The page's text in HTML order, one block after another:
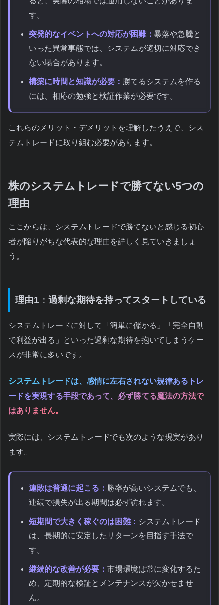
す。
突発的なイベントへの対応が困難： 暴落や急騰と
いった異常事態では、システムが適切に対応でき
ない場合があります。
構築に時間と知識が必要： 勝てるシステムを作る
には、相応の勉強と検証作業が必要です。
これらのメリット・デメリットを理解したうえで、シス
テムトレードに取り組む必要があります。
株のシステムトレードで勝てない5つの
理由
ここからは、システムトレードで勝てないと感じる初心
者が陥りがちな代表的な理由を詳しく見ていきましょ
う。
理由1：過剰な期待を持ってスタートしている
システムトレードに対して「簡単に儲かる」「完全自動
で利益が出る」といった過剰な期待を抱いてしまうケー
スが非常に多いです。
システムトレードは、感情に左右されない規律あるトレ
ードを実現する手段であって、必ず勝てる魔法の方法で
はありません。
実際には、システムトレードでも次のような現実があり
ます。
連敗は普通に起こる： 勝率が高いシステムでも、
連続で損失が出る期間は必ず訪れます。
短期間で大きく稼ぐのは困難： システムトレード
は、長期的に安定したリターンを目指す手法で
す。
継続的な改善が必要： 市場環境は常に変化するた
め、定期的な検証とメンテナンスが欠かせませ
ん。